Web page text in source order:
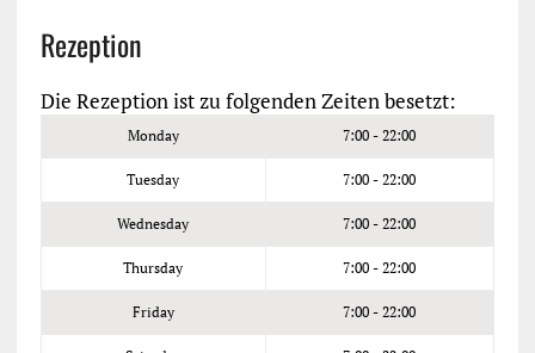
Rezeption
Die Rezeption ist zu folgenden Zeiten besetzt:
Monday 7:00 - 22:00
Tuesday 7:00 - 22:00
Wednesday 7:00 - 22:00
Thursday 7:00 - 22:00
Friday 7:00 - 22:00